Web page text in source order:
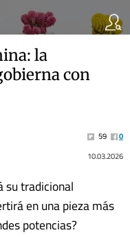
la
con
59
0
10.03.2026
su tradicional
en una pieza más
potencias?